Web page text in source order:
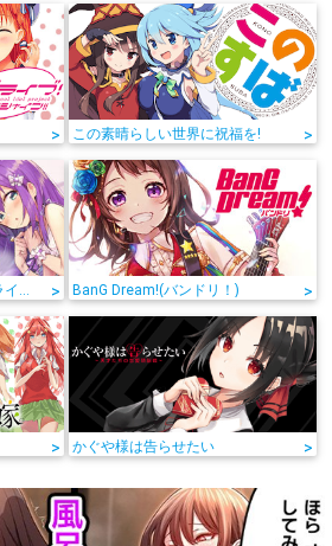
> この素晴らしい世界に祝福を! >
> BanG Dream!(バンドリ！) >
> かぐや様は告らせたい >